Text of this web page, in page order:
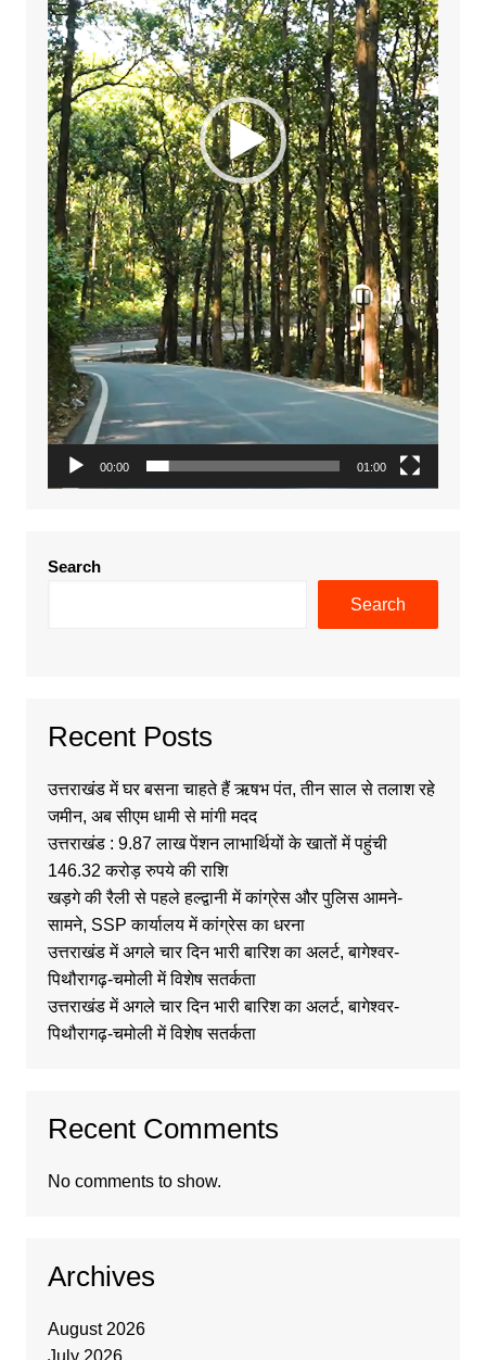
00:00 01:00
Search
Search
Recent Posts
उत्तराखंड में घर बसना चाहते हैं ऋषभ पंत, तीन साल से तलाश रहे
जमीन, अब सीएम धामी से मांगी मदद
उत्तराखंड : 9.87 लाख पेंशन लाभार्थियों के खातों में पहुंची
146.32 करोड़ रुपये की राशि
खड़गे की रैली से पहले हल्द्वानी में कांग्रेस और पुलिस आमने-
सामने, SSP कार्यालय में कांग्रेस का धरना
उत्तराखंड में अगले चार दिन भारी बारिश का अलर्ट, बागेश्वर-
पिथौरागढ़-चमोली में विशेष सतर्कता
उत्तराखंड में अगले चार दिन भारी बारिश का अलर्ट, बागेश्वर-
पिथौरागढ़-चमोली में विशेष सतर्कता
Recent Comments
No comments to show.
Archives
August 2026